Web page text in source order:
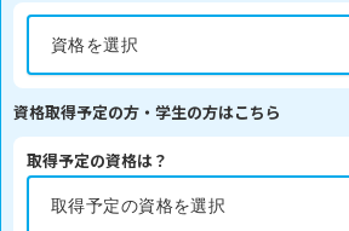
資格取得予定の方・学生の方はこちら
取得予定の資格は？